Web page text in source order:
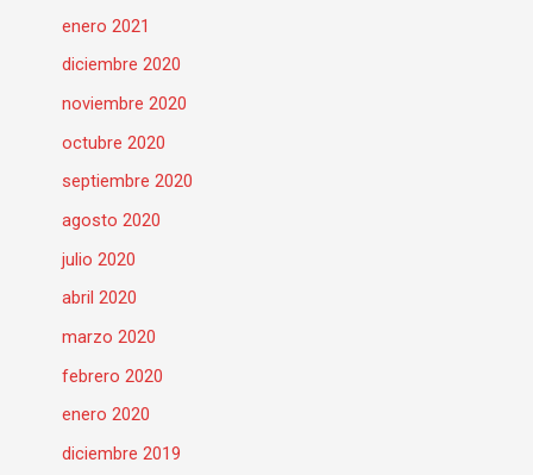
enero 2021
diciembre 2020
noviembre 2020
octubre 2020
septiembre 2020
agosto 2020
julio 2020
abril 2020
marzo 2020
febrero 2020
enero 2020
diciembre 2019